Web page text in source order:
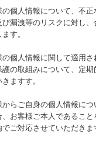
個人情報について、不正
漏洩等のリスクに対し
す。
の個人情報に関して適用
護の取組みについて、定
ますす。
からご自身の個人情報に
お客様ご本人であること
ご対応させていただきま